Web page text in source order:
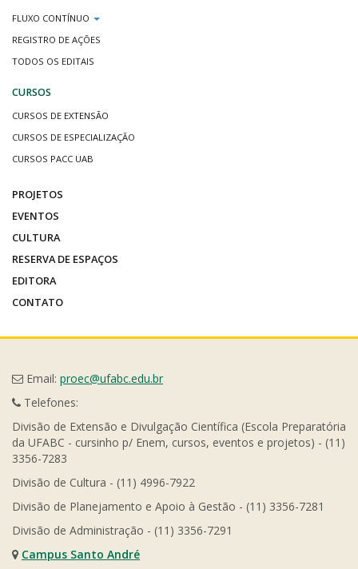
FLUXO CONTÍNUO
REGISTRO DE AÇÕES
TODOS OS EDITAIS
CURSOS
CURSOS DE EXTENSÃO
CURSOS DE ESPECIALIZAÇÃO
CURSOS PACC UAB
PROJETOS
EVENTOS
CULTURA
RESERVA DE ESPAÇOS
EDITORA
CONTATO
Email: proec@ufabc.edu.br
Telefones:
Divisão de Extensão e Divulgação Científica (Escola Preparatória
da UFABC - cursinho p/ Enem, cursos, eventos e projetos) - (11)
3356-7283
Divisão de Cultura - (11) 4996-7922
Divisão de Planejamento e Apoio à Gestão - (11) 3356-7281
Divisão de Administração - (11) 3356-7291
Campus Santo André